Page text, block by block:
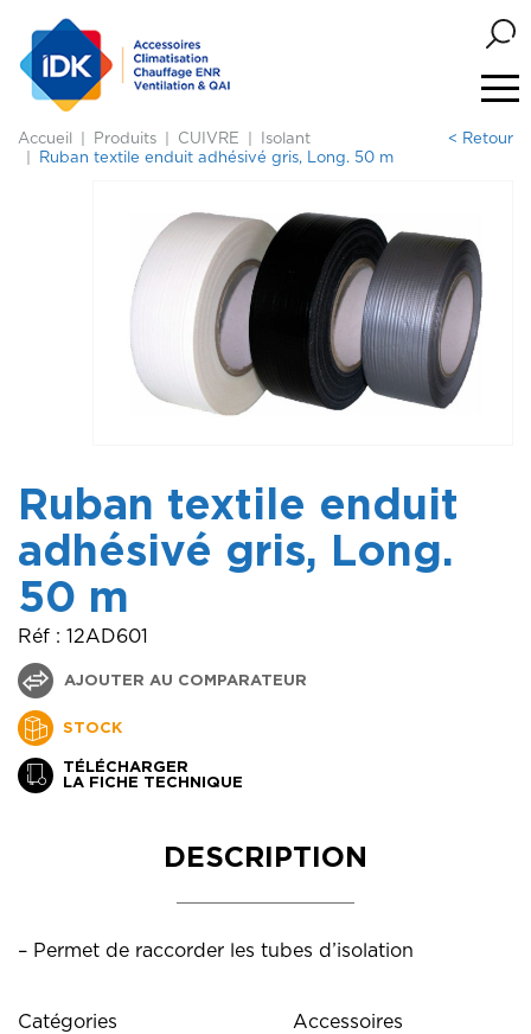
Accueil Produits CUIVRE
Isolant
Ruban textile enduit adhésivé gris, Long. 50 m
< Retour
Ruban textile enduit
adhésivé gris, Long.
50 m
Réf : 12AD601
AJOUTER AU COMPARATEUR
TÉLÉCHARGER
LA FICHE TECHNIQUE
STOCK
DESCRIPTION
– Permet de raccorder les tubes d’isolation
Catégories Accessoires